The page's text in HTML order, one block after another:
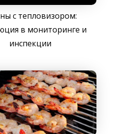
с тепловизором:
в мониторинге и
инспекции